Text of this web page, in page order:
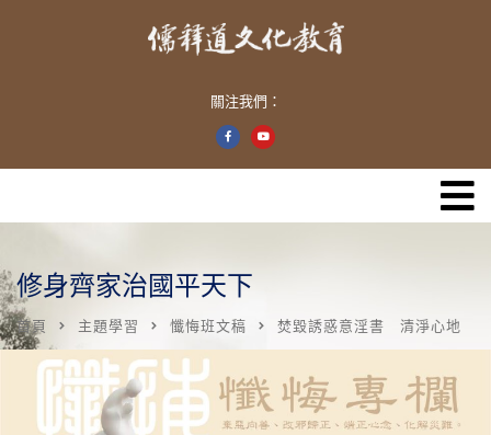
關注我們：
修身齊家治國平天下
首頁 主題學習 懺悔班文稿 焚毀誘惑意淫書 清淨心地